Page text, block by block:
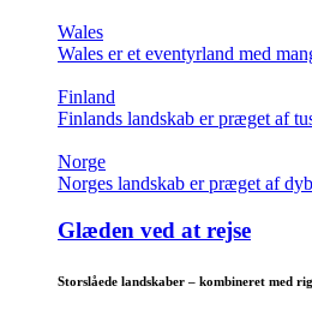
Wales
Wales er et eventyrland med
Finland
Finlands landskab er præget af
Norge
Norges landskab er præget af
Glæden ved at rejse
Storslåede landskaber – kombineret med